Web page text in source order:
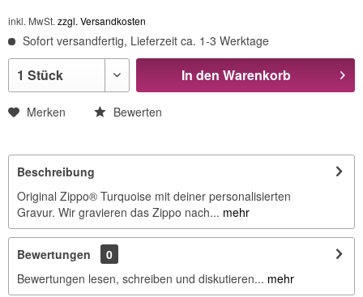
inkl. MwSt. zzgl. Versandkosten
Sofort versandfertig, Lieferzeit ca. 1-3 Werktage
In den Warenkorb
Merken Bewerten
Beschreibung
Original Zippo® Turquoise mit deiner personalisierten
Gravur. Wir gravieren das Zippo nach... mehr
Bewertungen
0
Bewertungen lesen, schreiben und diskutieren... mehr